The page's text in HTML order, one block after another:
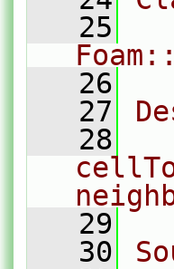
   25
   26
   27
   28
   29
   30